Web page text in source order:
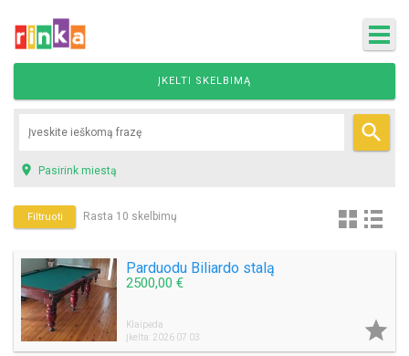
ĮKELTI SKELBIMĄ

 Pasirink miestą
Filtruoti Rasta 10 skelbimų
Parduodu Biliardo stalą
2500,00 €
Klaipėda
Įkelta: 2026 07 03
